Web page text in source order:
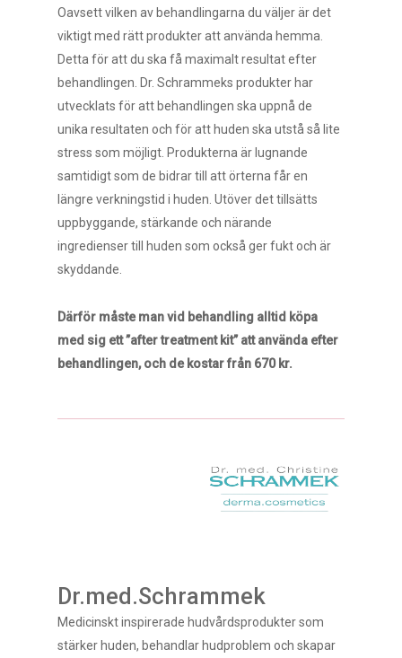
Oavsett vilken av behandlingarna du väljer är det
viktigt med rätt produkter att använda hemma.
Detta för att du ska få maximalt resultat efter
behandlingen. Dr. Schrammeks produkter har
utvecklats för att behandlingen ska uppnå de
unika resultaten och för att huden ska utstå så lite
stress som möjligt. Produkterna är lugnande
samtidigt som de bidrar till att örterna får en
längre verkningstid i huden. Utöver det tillsätts
uppbyggande, stärkande och närande
ingredienser till huden som också ger fukt och är
skyddande.
Därför måste man vid behandling alltid köpa
med sig ett ”after treatment kit” att använda efter
behandlingen, och de kostar från 670 kr.
Dr.med.Schrammek
Medicinskt inspirerade hudvårdsprodukter som
stärker huden, behandlar hudproblem och skapar